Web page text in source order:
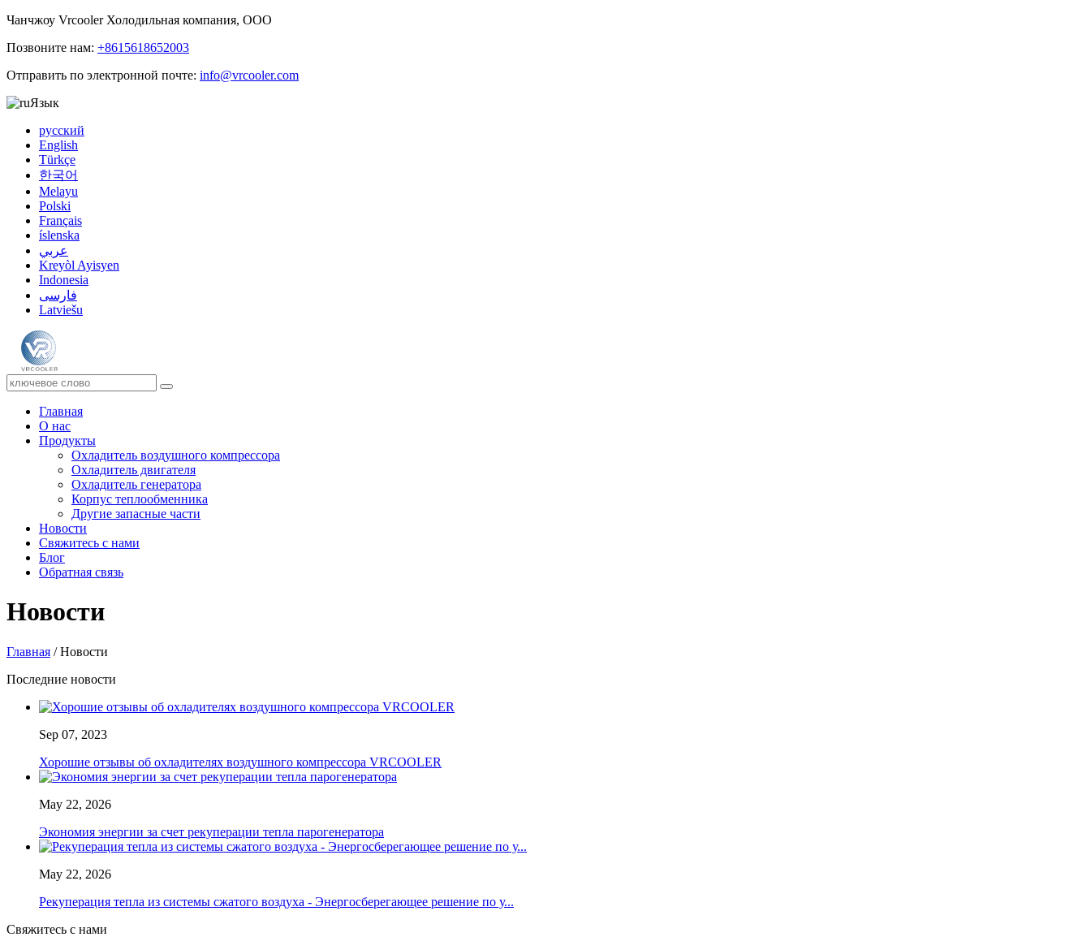
Чанчжоу Vrcooler Холодильная компания, ООО
Позвоните нам: +8615618652003
Отправить по электронной почте: info@vrcooler.com
Язык
русский
English
Türkçe
한국어
Melayu
Polski
Français
íslenska
عربي
Kreyòl Ayisyen
Indonesia
فارسی
Latviešu
Главная
О нас
Продукты
Охладитель воздушного компрессора
Охладитель двигателя
Охладитель генератора
Корпус теплообменника
Другие запасные части
Новости
Свяжитесь с нами
Блог
Обратная связь
Новости
Главная / Новости
Последние новости
Sep 07, 2023
Хорошие отзывы об охладителях воздушного компрессора VRCOOLER
May 22, 2026
Экономия энергии за счет рекуперации тепла парогенератора
May 22, 2026
Рекуперация тепла из системы сжатого воздуха - Энергосберегающее решение по у...
Свяжитесь с нами